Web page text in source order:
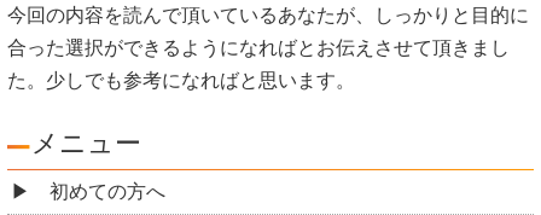
今回の内容を読んで頂いているあなたが、しっかりと目的に
合った選択ができるようになればとお伝えさせて頂きまし
た。少しでも参考になればと思います。
メニュー
初めての方へ